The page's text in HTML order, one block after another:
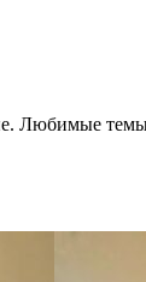
Любимые темы